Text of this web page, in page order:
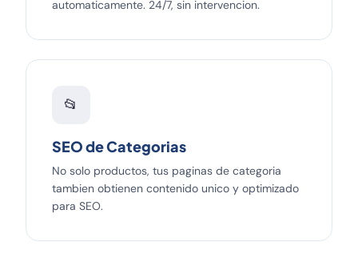
automaticamente. 24/7, sin intervencion.
📂
SEO de Categorias
No solo productos, tus paginas de categoria
tambien obtienen contenido unico y optimizado
para SEO.